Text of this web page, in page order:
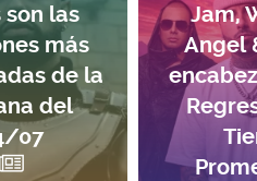
son las
más
de la
del
07
Jam,
Angel